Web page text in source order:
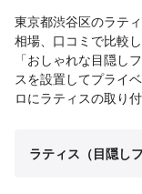
東京都渋谷区のラテ
相場、口コミで比較
「おしゃれな目隠し
スを設置してプライ
ロにラティスの取り
ラティス（目隠し